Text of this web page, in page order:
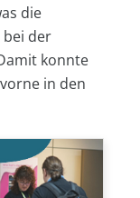
die
bei der
konnte
in den